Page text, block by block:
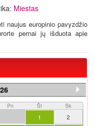
Miestas
naujus europinio pavyzdžio
pernai jų išduota apie
Pn Št Sk
1
2